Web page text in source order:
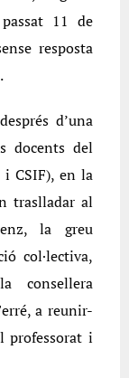
11 de
resposta
d’una
docents del
i CSIF), en la
traslladar al
la greu
col·lectiva,
consellera
a reunir-
professorat i